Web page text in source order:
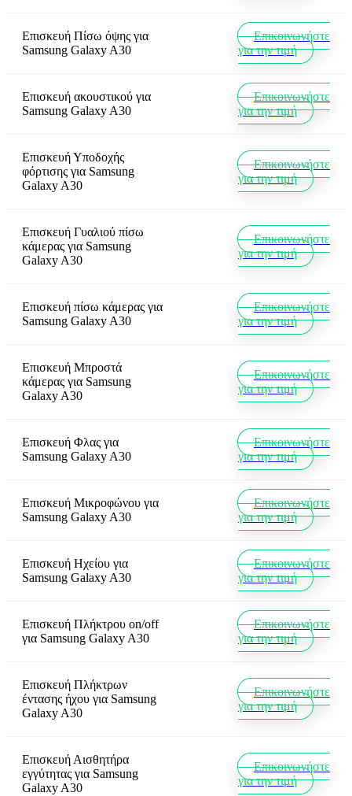
Επισκευή Πίσω όψης για
Samsung Galaxy A30
Επικοινωνήστε
για την τιμή
Επισκευή ακουστικού για
Samsung Galaxy A30
Επικοινωνήστε
για την τιμή
Επισκευή Υποδοχής
φόρτισης για Samsung
Galaxy A30
Επικοινωνήστε
για την τιμή
Επισκευή Γυαλιού πίσω
κάμερας για Samsung
Galaxy A30
Επικοινωνήστε
για την τιμή
Επισκευή πίσω κάμερας για
Samsung Galaxy A30
Επικοινωνήστε
για την τιμή
Επισκευή Μπροστά
κάμερας για Samsung
Galaxy A30
Επικοινωνήστε
για την τιμή
Επισκευή Φλας για
Samsung Galaxy A30
Επικοινωνήστε
για την τιμή
Επισκευή Μικροφώνου για
Samsung Galaxy A30
Επικοινωνήστε
για την τιμή
Επισκευή Ηχείου για
Samsung Galaxy A30
Επικοινωνήστε
για την τιμή
Επισκευή Πλήκτρου on/off
για Samsung Galaxy A30
Επικοινωνήστε
για την τιμή
Επισκευή Πλήκτρων
έντασης ήχου για Samsung
Galaxy A30
Επικοινωνήστε
για την τιμή
Επισκευή Αισθητήρα
εγγύτητας για Samsung
Galaxy A30
Επικοινωνήστε
για την τιμή